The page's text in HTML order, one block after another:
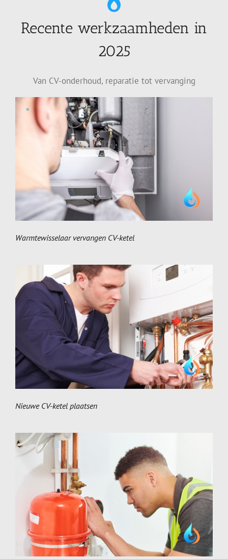
Recente werkzaamheden in
2025
Van CV-onderhoud, reparatie tot vervanging
Warmtewisselaar vervangen CV-ketel
Nieuwe CV-ketel plaatsen